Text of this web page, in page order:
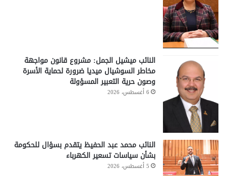
النائب ميشيل الجمل: مشروع قانون مواجهة
مخاطر السوشيال ميديا ضرورة لحماية الأسرة
وصون حرية التعبير المسؤولة
6 أغسطس، 2026
النائب محمد عبد الحفيظ يتقدم بسؤال للحكومة
بشأن سياسات تسعير الكهرباء
5 أغسطس، 2026